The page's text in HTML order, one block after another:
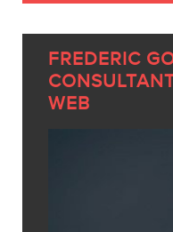
FREDERIC
WEB